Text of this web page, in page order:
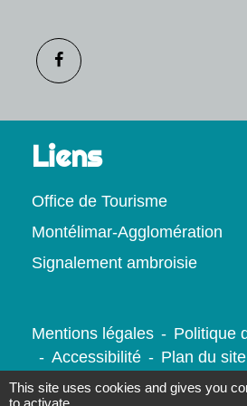
Liens
Office de Tourisme
Montélimar-Agglomération
Signalement ambroisie
Mentions légales - Politique
- Accessibilité - Plan du site
Gestion des cookies
This site uses cookies and gives you
to activate